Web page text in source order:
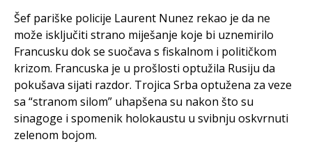
Šef pariške policije Laurent Nunez rekao je da ne
može isključiti strano miješanje koje bi uznemirilo
Francusku dok se suočava s fiskalnom i političkom
krizom. Francuska je u prošlosti optužila Rusiju da
pokušava sijati razdor. Trojica Srba optužena za veze
sa “stranom silom” uhapšena su nakon što su
sinagoge i spomenik holokaustu u svibnju oskvrnuti
zelenom bojom.